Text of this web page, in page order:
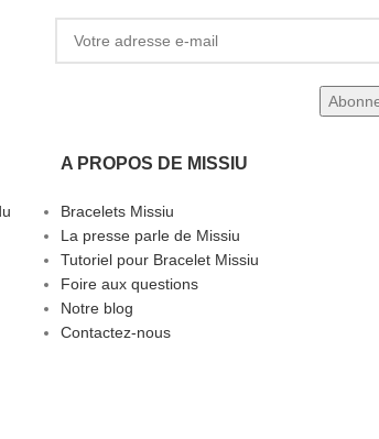
A PROPOS DE MISSIU
Bracelets Missiu
La presse parle de Missiu
Tutoriel pour Bracelet Missiu
Foire aux questions
Notre blog
Contactez-nous